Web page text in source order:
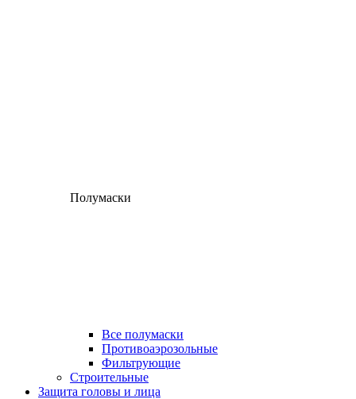
Полумаски
Все полумаски
Противоаэрозольные
Фильтрующие
Строительные
Защита головы и лица